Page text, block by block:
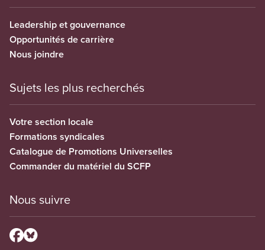
Leadership et gouvernance
Opportunités de carrière
Nous joindre
Sujets les plus recherchés
Votre section locale
Formations syndicales
Catalogue de Promotions Universelles
Commander du matériel du SCFP
Nous suivre